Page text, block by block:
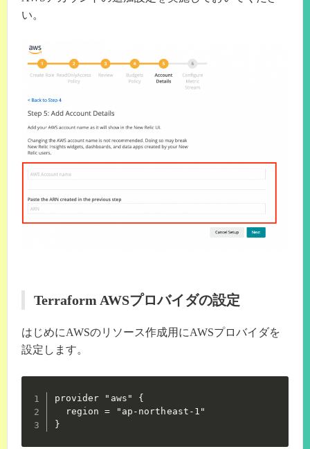
い。
Terraform AWSプロバイダの設定
はじめにAWSのリソース作成用にAWSプロバイダを
設定します。
provider "aws" {
  region = "ap-northeast-1"
}